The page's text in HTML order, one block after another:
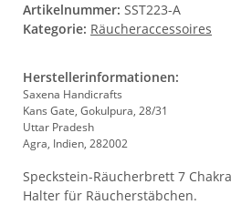
Artikelnummer: SST223-A
Kategorie: Räucheraccessoires
Herstellerinformationen:
Saxena Handicrafts
Kans Gate, Gokulpura, 28/31
Uttar Pradesh
Agra, Indien, 282002
Speckstein-Räucherbrett 7
Halter für Räucherstäbchen.